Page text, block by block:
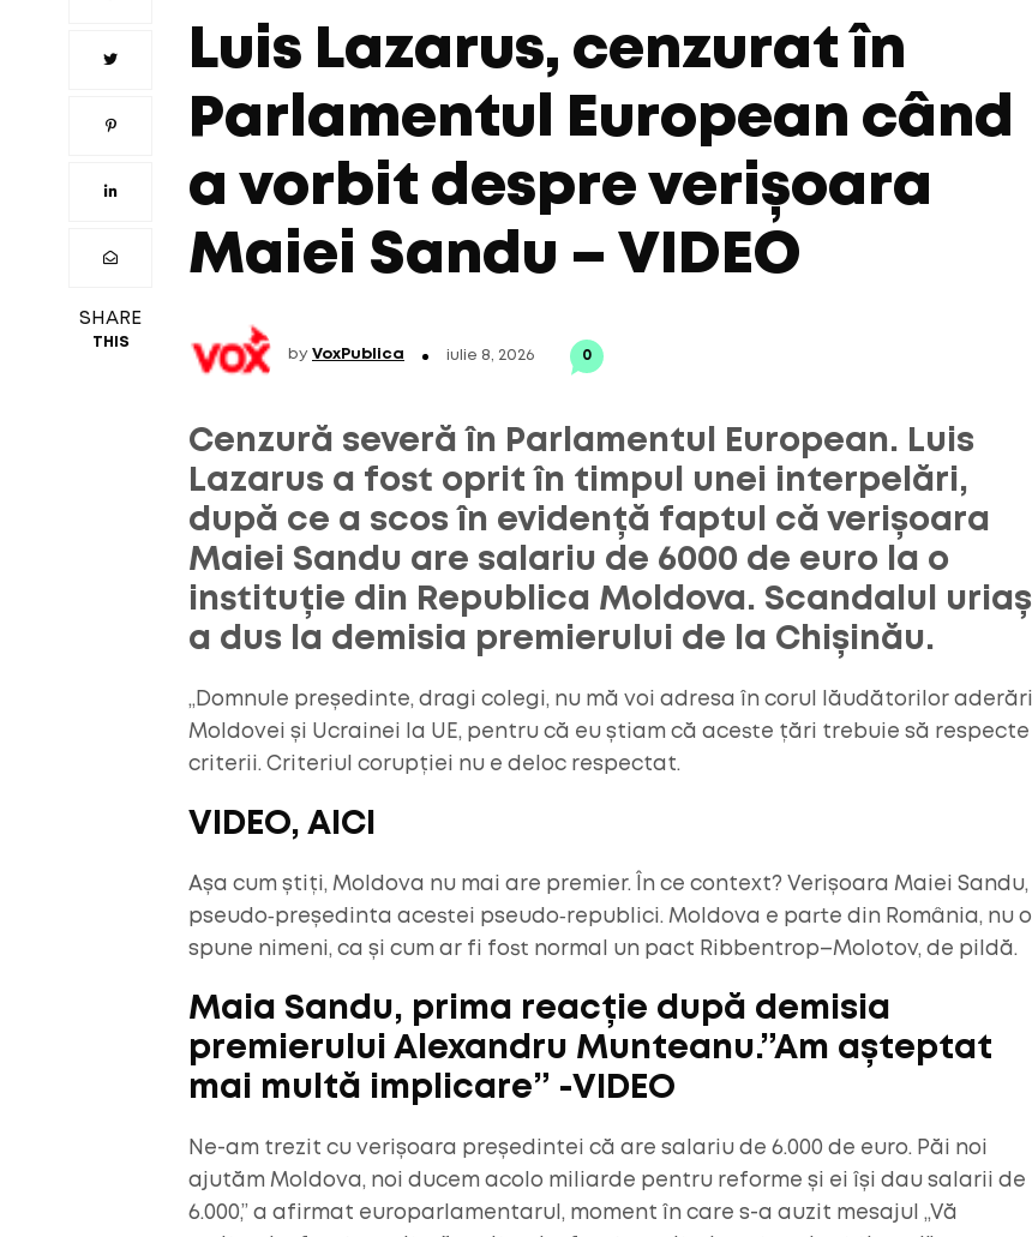
SHARE
THIS
Luis Lazarus, cenzurat în
Parlamentul European când
a vorbit despre verișoara
Maiei Sandu – VIDEO
by VoxPublica iulie 8, 2026 0
Cenzură severă în Parlamentul European. Luis
Lazarus a fost oprit în timpul unei interpelări,
după ce a scos în evidență faptul că verișoara
Maiei Sandu are salariu de 6000 de euro la o
instituție din Republica Moldova. Scandalul uriaș
a dus la demisia premierului de la Chișinău.
„Domnule președinte, dragi colegi, nu mă voi adresa în corul lăudătorilor aderării
Moldovei și Ucrainei la UE, pentru că eu știam că aceste țări trebuie să respecte
criterii. Criteriul corupției nu e deloc respectat.
VIDEO, AICI
Așa cum știți, Moldova nu mai are premier. În ce context? Verișoara Maiei Sandu,
pseudo‑președinta acestei pseudo‑republici. Moldova e parte din România, nu o
spune nimeni, ca și cum ar fi fost normal un pact Ribbentrop–Molotov, de pildă.
Maia Sandu, prima reacție după demisia
premierului Alexandru Munteanu.”Am așteptat
mai multă implicare” -VIDEO
Ne-am trezit cu verișoara președintei că are salariu de 6.000 de euro. Păi noi
ajutăm Moldova, noi ducem acolo miliarde pentru reforme și ei își dau salarii de
6.000,” a afirmat europarlamentarul, moment în care s-a auzit mesajul „Vă